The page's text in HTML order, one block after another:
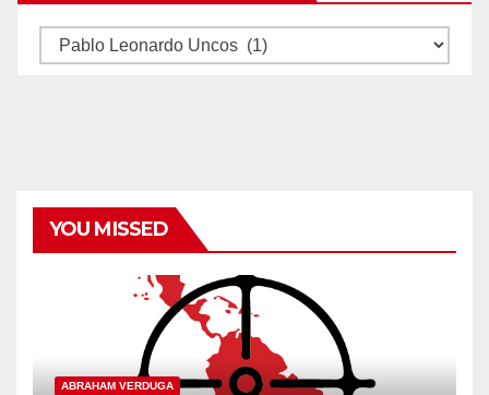
Autores
YOU MISSED
ABRAHAM VERDUGA